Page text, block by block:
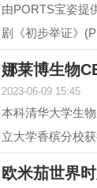
由PORTS宝姿提
剧《初步举证》
演帷幕。中文版话
娜莱博生物
2023-06-09 15:45
本科清华大学生
立大学香槟分校
学成后，他长期
欧米茄世界